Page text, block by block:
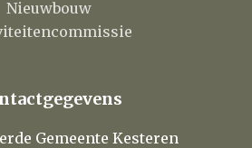
Nieuwbouw
Gemeente Kesteren